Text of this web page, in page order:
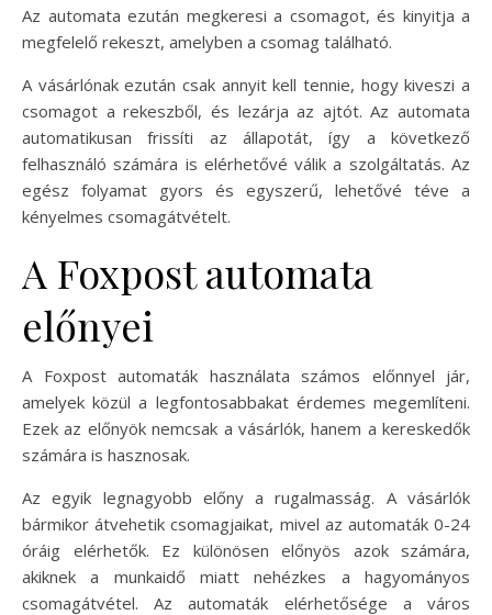
Az automata ezután megkeresi a csomagot, és kinyitja a
megfelelő rekeszt, amelyben a csomag található.
A vásárlónak ezután csak annyit kell tennie, hogy kiveszi a
csomagot a rekeszből, és lezárja az ajtót. Az automata
automatikusan frissíti az állapotát, így a következő
felhasználó számára is elérhetővé válik a szolgáltatás. Az
egész folyamat gyors és egyszerű, lehetővé téve a
kényelmes csomagátvételt.
A Foxpost automata
előnyei
A Foxpost automaták használata számos előnnyel jár,
amelyek közül a legfontosabbakat érdemes megemlíteni.
Ezek az előnyök nemcsak a vásárlók, hanem a kereskedők
számára is hasznosak.
Az egyik legnagyobb előny a rugalmasság. A vásárlók
bármikor átvehetik csomagjaikat, mivel az automaták 0-24
óráig elérhetők. Ez különösen előnyös azok számára,
akiknek a munkaidő miatt nehézkes a hagyományos
csomagátvétel. Az automaták elérhetősége a város